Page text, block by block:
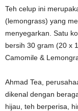
Teh celup ini
(lemongrass) yang
menyegarkan. Satu
bersih 30 gram (20 x
Camomile &
Ahmad Tea,
dikenal dengan
hijau, teh berperisa,